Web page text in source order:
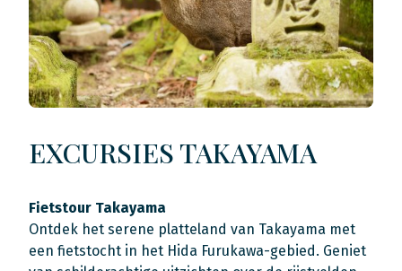
EXCURSIES TAKAYAMA
Fietstour Takayama
Ontdek het serene platteland van Takayama met
een fietstocht in het Hida Furukawa-gebied. Geniet